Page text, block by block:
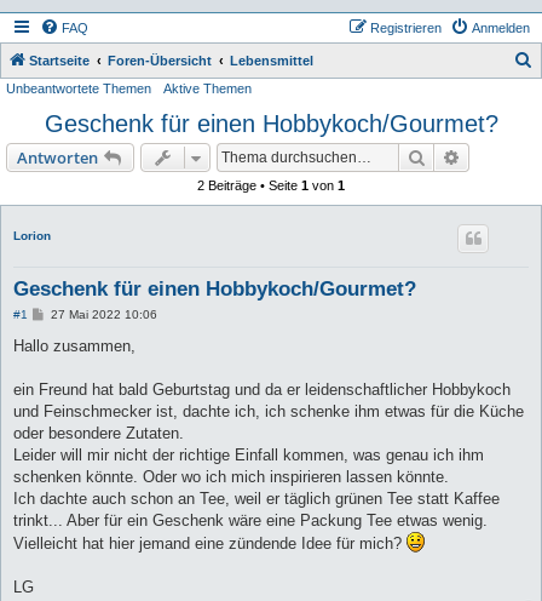
FAQ Anmelden
Registrieren
Startseite Foren-Übersicht Lebensmittel
Unbeantwortete Themen Aktive Themen
Geschenk für einen Hobbykoch/Gourmet?
Antworten Suche
2 Beiträge • Seite 1 von 1
Lorion
Geschenk für einen Hobbykoch/Gourmet?
#1
B
i
a
27 Mai 2022 10:06
Hallo zusammen,
ein Freund hat bald Geburtstag und da er leidenschaftlicher Hobbykoch
und Feinschmecker ist, dachte ich, ich schenke ihm etwas für die Küche
oder besondere Zutaten.
Leider will mir nicht der richtige Einfall kommen, was genau ich ihm
schenken könnte. Oder wo ich mich inspirieren lassen könnte.
Ich dachte auch schon an Tee, weil er täglich grünen Tee statt Kaffee
trinkt... Aber für ein Geschenk wäre eine Packung Tee etwas wenig.
Vielleicht hat hier jemand eine zündende Idee für mich?
LG